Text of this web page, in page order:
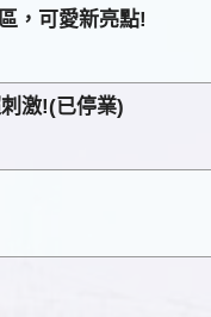
，可愛新亮點!
激!(已停業)